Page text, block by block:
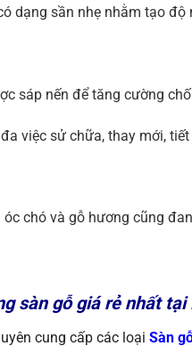
dạng sần nhẹ nhằm tạo
sáp nến để tăng cường
việc sử chữa, thay mới,
chó và gỗ hương cũng
sàn gỗ giá rẻ nhất tại
cung cấp các loại Sàn